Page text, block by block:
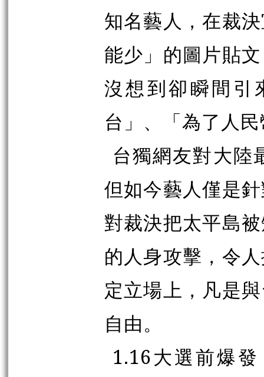
知名藝人，在裁
能少」的圖片貼
沒想到卻瞬間引
台」、「為了人
台獨網友對大陸
但如今藝人僅是
對裁決把太平島
的人身攻擊，令
定立場上，凡是
自由。
1.16大選前爆